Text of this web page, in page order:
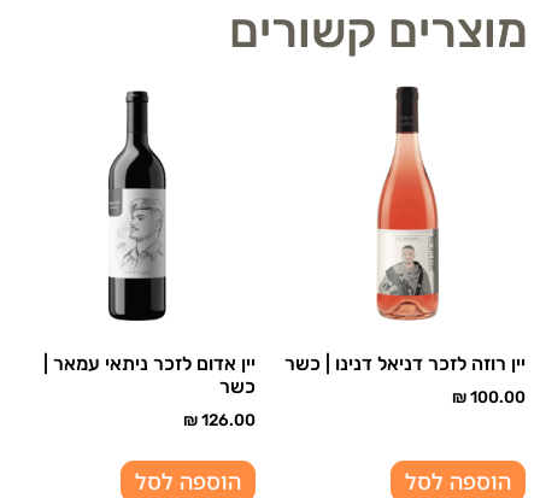
מוצרים קשורים
יין רוזה לזכר דניאל דנינו | כשר
₪100.00
הוספה לסל
יין אדום לזכר ניתאי עמאר |
כשר
₪126.00
הוספה לסל